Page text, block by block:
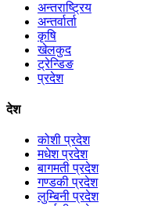
अन्तराष्ट्रिय
अन्तर्वार्ता
कृषि
खेलकुद
ट्रेन्डिङ
प्रदेश
देश
कोशी प्रदेश
मधेश प्रदेश
बागमती प्रदेश
गण्डकी प्रदेश
लुम्बिनी प्रदेश